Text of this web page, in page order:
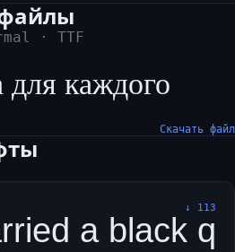
· TTF
каждого
Скачать файл
↓ 113
a black